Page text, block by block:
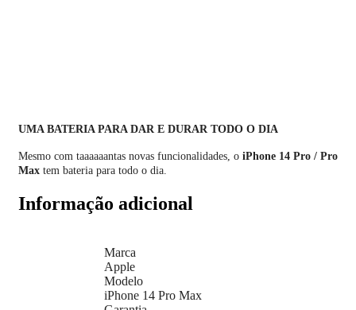
UMA BATERIA PARA DAR E DURAR TODO O DIA
Mesmo com taaaaaantas novas funcionalidades, o iPhone 14 Pro / Pro
Max tem bateria para todo o dia.
Informação adicional
Marca
Apple
Modelo
iPhone 14 Pro Max